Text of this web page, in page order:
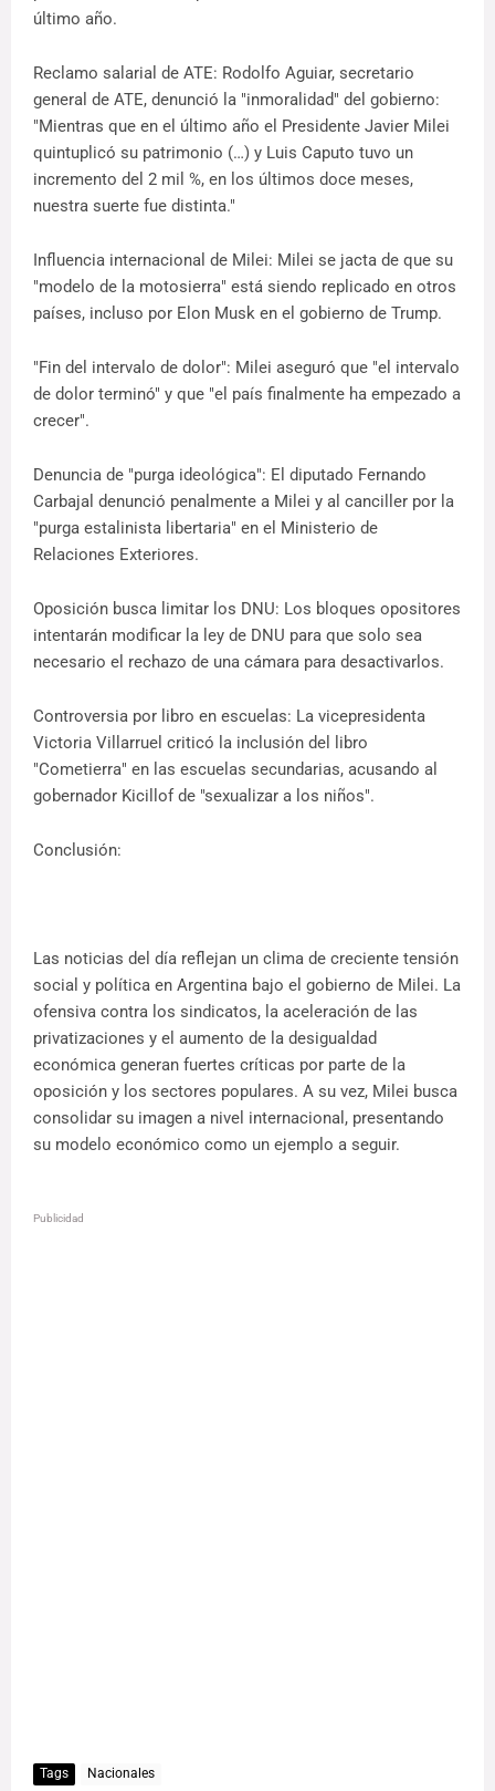
último año.
Reclamo salarial de ATE: Rodolfo Aguiar, secretario
general de ATE, denunció la "inmoralidad" del gobierno:
"Mientras que en el último año el Presidente Javier Milei
quintuplicó su patrimonio (…) y Luis Caputo tuvo un
incremento del 2 mil %, en los últimos doce meses,
nuestra suerte fue distinta."
Influencia internacional de Milei: Milei se jacta de que su
"modelo de la motosierra" está siendo replicado en otros
países, incluso por Elon Musk en el gobierno de Trump.
"Fin del intervalo de dolor": Milei aseguró que "el intervalo
de dolor terminó" y que "el país finalmente ha empezado a
crecer".
Denuncia de "purga ideológica": El diputado Fernando
Carbajal denunció penalmente a Milei y al canciller por la
"purga estalinista libertaria" en el Ministerio de
Relaciones Exteriores.
Oposición busca limitar los DNU: Los bloques opositores
intentarán modificar la ley de DNU para que solo sea
necesario el rechazo de una cámara para desactivarlos.
Controversia por libro en escuelas: La vicepresidenta
Victoria Villarruel criticó la inclusión del libro
"Cometierra" en las escuelas secundarias, acusando al
gobernador Kicillof de "sexualizar a los niños".
Conclusión:
Las noticias del día reflejan un clima de creciente tensión
social y política en Argentina bajo el gobierno de Milei. La
ofensiva contra los sindicatos, la aceleración de las
privatizaciones y el aumento de la desigualdad
económica generan fuertes críticas por parte de la
oposición y los sectores populares. A su vez, Milei busca
consolidar su imagen a nivel internacional, presentando
su modelo económico como un ejemplo a seguir.
Publicidad
Tags Nacionales